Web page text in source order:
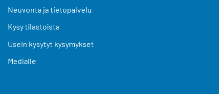
Neuvonta ja tietopalvelu
Kysy tilastoista
Usein kysytyt kysymykset
Medialle